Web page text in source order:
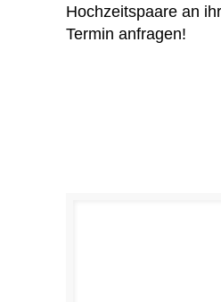
Hochzeitspaare an
Termin anfragen!